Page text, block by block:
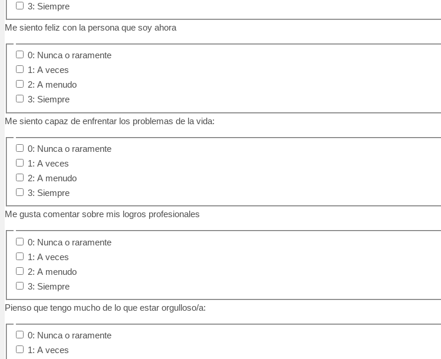
3: Siempre
Me siento feliz con la persona que soy ahora
0: Nunca o raramente
1: A veces
2: A menudo
3: Siempre
Me siento capaz de enfrentar los problemas de la vida:
0: Nunca o raramente
1: A veces
2: A menudo
3: Siempre
Me gusta comentar sobre mis logros profesionales
0: Nunca o raramente
1: A veces
2: A menudo
3: Siempre
Pienso que tengo mucho de lo que estar orgulloso/a:
0: Nunca o raramente
1: A veces